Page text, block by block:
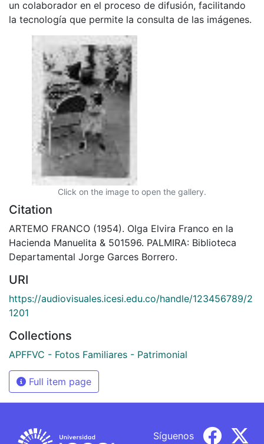
un colaborador en el proceso de difusión, facilitando
la tecnología que permite la consulta de las imágenes.
Click on the image to open the gallery.
Citation
ARTEMO FRANCO (1954). Olga Elvira Franco en la
Hacienda Manuelita & 501596. PALMIRA: Biblioteca
Departamental Jorge Garces Borrero.
URI
https://audiovisuales.icesi.edu.co/handle/123456789/2
1201
Collections
APFFVC - Fotos Familiares - Patrimonial
Full item page
Síguenos